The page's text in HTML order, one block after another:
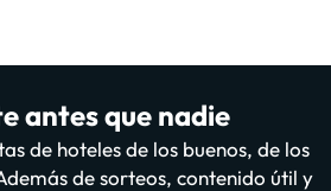
antes que nadie
de hoteles de los buenos, de los
de sorteos, contenido útil y